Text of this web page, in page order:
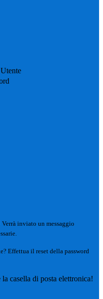
Verrà inviato un messaggio
Effettua il reset della password
casella di posta elettronica!